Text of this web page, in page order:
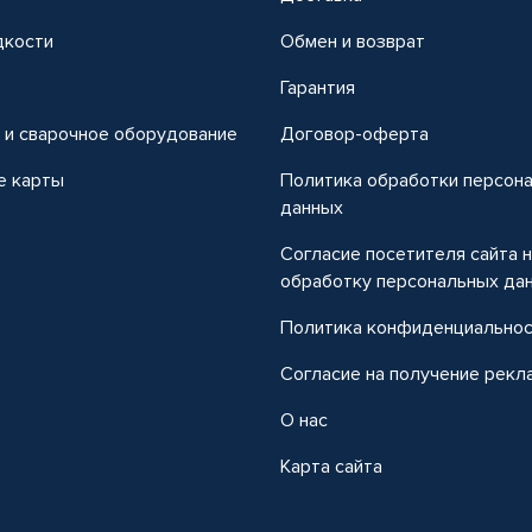
сварочное оборудование
карты
Обмен и возврат
Гарантия
Договор-оферта
Политика обработки
данных
Согласие посетителя сайта
обработку персональных
Политика
Согласие на получение
О нас
Карта сайта